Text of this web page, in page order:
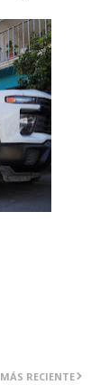
MÁS RECIENTE